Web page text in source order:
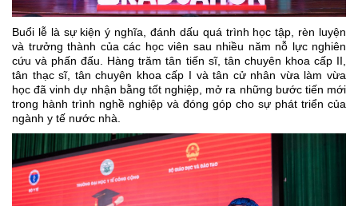
Buổi lễ là sự kiện ý nghĩa, đánh dấu quá trình học tập, rèn luyện
và trưởng thành của các học viên sau nhiều năm nỗ lực nghiên
cứu và phấn đấu. Hàng trăm tân tiến sĩ, tân chuyên khoa cấp II,
tân thạc sĩ, tân chuyên khoa cấp I và tân cử nhân vừa làm vừa
học đã vinh dự nhận bằng tốt nghiệp, mở ra những bước tiến mới
trong hành trình nghề nghiệp và đóng góp cho sự phát triển của
ngành y tế nước nhà.